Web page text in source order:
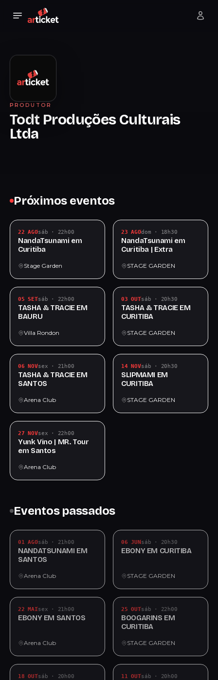
PRODUTOR
Todt Produções Culturais
Ltda
Próximos eventos
22 AGOsáb · 22h00
NandaTsunami em
Curitiba
Stage Garden
23 AGOdom · 18h30
NandaTsunami em
Curitiba | Extra
STAGE GARDEN
05 SETsáb · 22h00
TASHA & TRACIE EM
BAURU
Villa Rondon
03 OUTsáb · 20h30
TASHA & TRACIE EM
CURITIBA
STAGE GARDEN
06 NOVsex · 21h00
TASHA & TRACIE EM
SANTOS
Arena Club
14 NOVsáb · 20h30
SLIPMAMI EM
CURITIBA
STAGE GARDEN
27 NOVsex · 22h00
Yunk Vino | MR. Tour
em Santos
Arena Club
Eventos passados
01 AGOsáb · 21h00
NANDATSUNAMI EM
SANTOS
Arena Club
06 JUNsáb · 20h30
EBONY EM CURITIBA
STAGE GARDEN
22 MAIsex · 21h00
EBONY EM SANTOS
Arena Club
25 OUTsáb · 22h00
BOOGARINS EM
CURITIBA
STAGE GARDEN
18 OUTsáb · 20h00 11 OUTsáb · 20h00